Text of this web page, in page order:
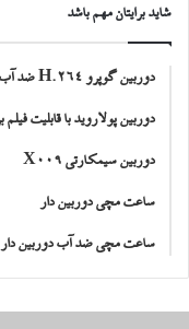
شاید برایتان مهم باشد
دوربین گوپرو H.264 ضد آب، WIFI
دوربین پولاروید با قابلیت فیلم
دوربین سیمکارتی X009
ساعت مچی دوربین دار
ساعت مچی ضد آب دوربین دار FULL HD